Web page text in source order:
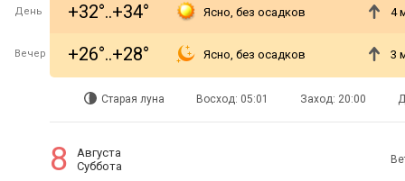
День +32°..+34° Ясно, без осадков 4
Вечер +26°..+28° Ясно, без осадков 3
Старая луна Восход: 05:01 Заход: 20:00
8
Августа
Суббота